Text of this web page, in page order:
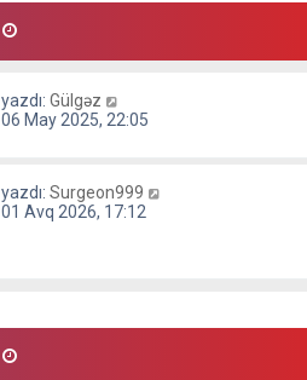
yazdı:Gülgəz
06 May 2025, 22:05
yazdı:Surgeon999
01 Avq 2026, 17:12